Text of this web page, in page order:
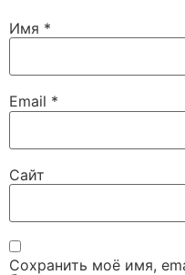
Имя *
Email *
Сайт
Сохранить моё имя,